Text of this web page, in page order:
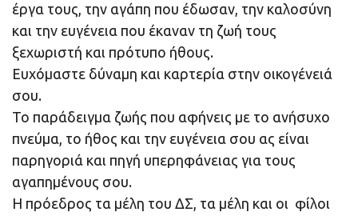
έργα τους, την αγάπη που έδωσαν, την καλοσύνη
και την ευγένεια που έκαναν τη ζωή τους
ξεχωριστή και πρότυπο ήθους.
Ευχόμαστε δύναμη και καρτερία στην οικογένειά
σου.
Το παράδειγμα ζωής που αφήνεις με το ανήσυχο
πνεύμα, το ήθος και την ευγένεια σου ας είναι
παρηγοριά και πηγή υπερηφάνειας για τους
αγαπημένους σου.
Η πρόεδρος τα μέλη του ΔΣ, τα μέλη και οι φίλοι